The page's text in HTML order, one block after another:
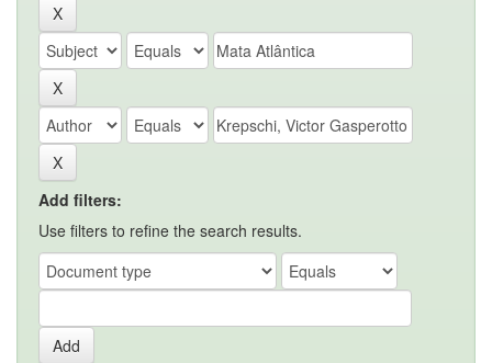
Add filters:
Use filters to refine the search results.